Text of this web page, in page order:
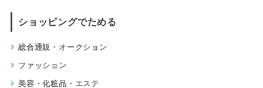
ショッピングでためる
総合通販・オークション
ファッション
美容・化粧品・エステ